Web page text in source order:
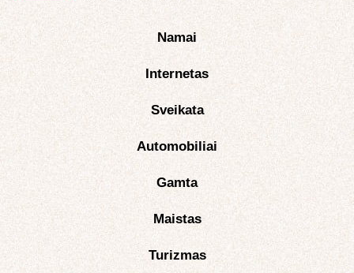
Namai
Internetas
Sveikata
Automobiliai
Gamta
Maistas
Turizmas